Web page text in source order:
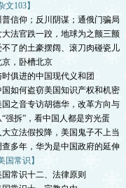
文103】
普信仰；反川阴谋；通俄门骗局
大法官跌一跤，地球为之颤三颤
不了的土豪摆阔、滚刀肉碰瓷儿
京，卧槽北京
时俱进的中国现代义和团
国如何盗窃美国知识产权和机密
国之音专访胡德华，改革方向与
“强拆”，看中国人都是穷光蛋
大立法假投降，美国鬼子不上当
查多年，华为是中国政府的延伸
国常识】
国常识十二、法律原则